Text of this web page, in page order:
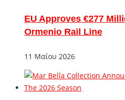
EU Approves €277
Ormenio Rail Line
11 Μαΐου 2026